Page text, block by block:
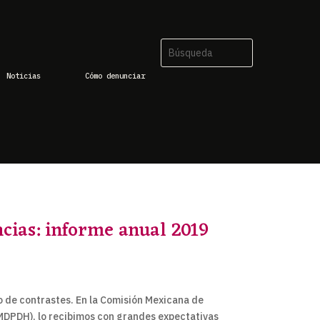
Noticias Cómo denunciar
informe anual 2019
contrastes. En la Comisión Mexicana de
lo recibimos con grandes expectativas